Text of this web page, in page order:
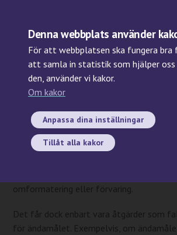
Denna webbplats använder
För att webbplatsen ska fungera bra
att samla in statistik som hjälper
den, använder vi kakor.
Om kakor
Anpassa dina inställningar
Tillåt alla kakor
Kan man förvara prov
utomlands?
Biobankslagen medger att prov skickas
omformatering eller förvaring.
Det får dock enbart vara åtgärder som
för ändamålet. Exempelvis, om